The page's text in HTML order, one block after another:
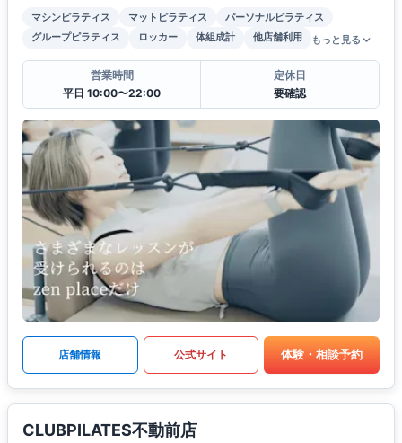
マシンピラティス マットピラティス
パーソナルピラティス
グループピラティス
ロッカー 体組成計 他店舗利用 もっと見る
営業時間
平日 10:00〜22:00
定休日
要確認
店舗情報 公式サイト 体験・相談予約
CLUBPILATES不動前店